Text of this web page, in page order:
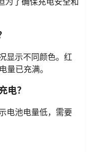
显示不同颜色。红
量已充满。
电？
电池电量低，需要